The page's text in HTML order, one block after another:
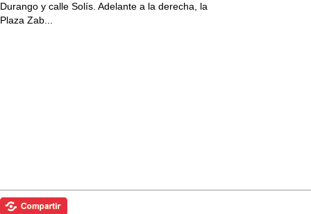
Durango y calle Solís. Adelante a la derecha, la
Plaza Zab...